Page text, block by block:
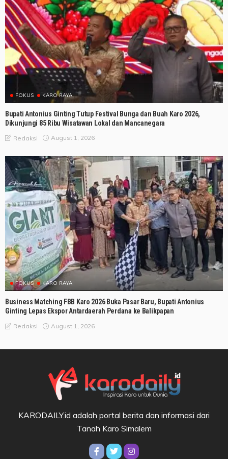
FOKUS KARO RAYA
Bupati Antonius Ginting Tutup Festival Bunga dan Buah Karo 2026,
Dikunjungi 85 Ribu Wisatawan Lokal dan Mancanegara
Redaksi August 1, 2026
FOKUS KARO RAYA
Business Matching FBB Karo 2026 Buka Pasar Baru, Bupati Antonius
Ginting Lepas Ekspor Antardaerah Perdana ke Balikpapan
Redaksi August 1, 2026
KARODAILY.id adalah portal berita dan informasi dari
Tanah Karo Simalem